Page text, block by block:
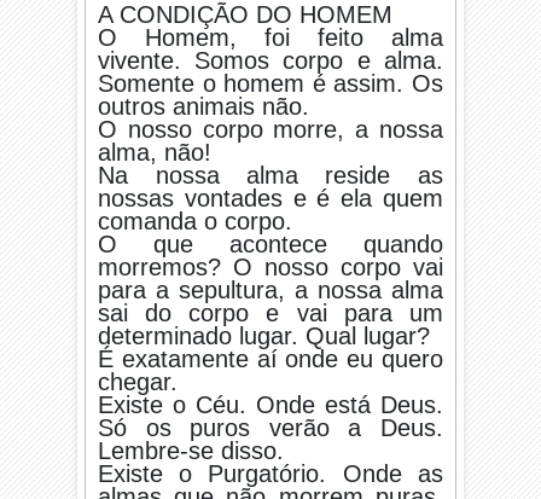
A CONDIÇÃO DO HOMEM
O Homem, foi feito alma
vivente. Somos corpo e alma.
Somente o homem é assim. Os
outros animais não.
O nosso corpo morre, a nossa
alma, não!
Na nossa alma reside as
nossas vontades e é ela quem
comanda o corpo.
O que acontece quando
morremos? O nosso corpo vai
para a sepultura, a nossa alma
sai do corpo e vai para um
determinado lugar. Qual lugar?
É exatamente aí onde eu quero
chegar.
Existe o Céu. Onde está Deus.
Só os puros verão a Deus.
Lembre-se disso.
Existe o Purgatório. Onde as